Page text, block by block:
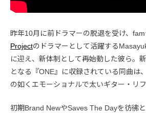
昨年10月に前ドラマーの脱退を受け、fam
Projectのドラマーとして活躍する
に迎え、新体制として再始動した彼ら。
となる『ONE』に収録されている同曲は
の如くエモーショナルで太いギター・リフ
初期Brand NewやSaves The Dayを彷彿